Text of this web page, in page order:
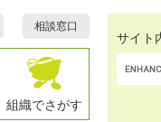
相談窓口
組織でさがす
サイト